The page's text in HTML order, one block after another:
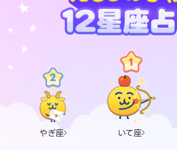
やぎ座 いて座